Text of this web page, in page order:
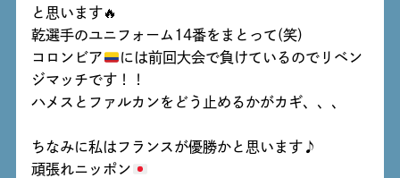
と思います🔥
乾選手のユニフォーム14番をまとって(笑)
コロンビア
には前回大会で負けているのでリベン
ジマッチです！！
ハメスとファルカンをどう止めるかがカギ、、、
ちなみに私はフランスが優勝かと思います♪
頑張れニッポン